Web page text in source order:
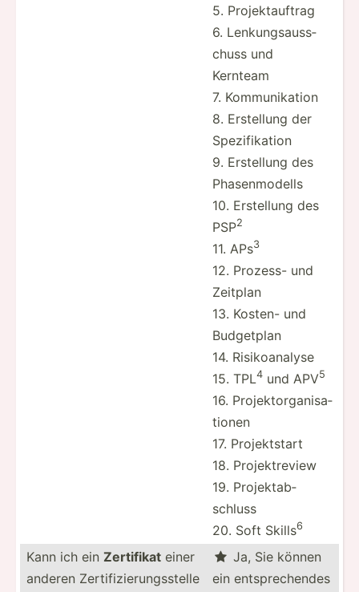
5. Projek­tau­ftrag
6. Lenkun­gsa­uss­
chuss und
Kernteam
7. Kommun­ikation
8. Erstellung der
Spezif­ikation
9. Erstellung des
Phasen­modells
10. Erstellung des
PSP2
11. APs3
12. Prozess- und
Zeitplan
13. Kosten- und
Budgetplan
14. Risiko­analyse
15. TPL4 und APV5
16. Projek­tor­gan­isa­
tionen
17. Projek­tstart
18. Projek­treview
19. Projek­tab­
schluss
20. Soft Skills6
Kann ich ein Zertifikat einer
anderen Zertif­izi­eru­ngs­stelle
 Ja, Sie können
ein entspr­ech­endes